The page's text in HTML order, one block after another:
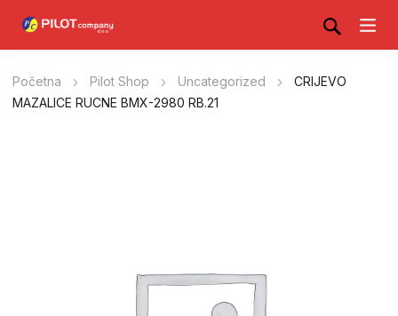
Početna Pilot Shop Uncategorized
CRIJEVO
MAZALICE RUCNE BMX-2980 RB.21